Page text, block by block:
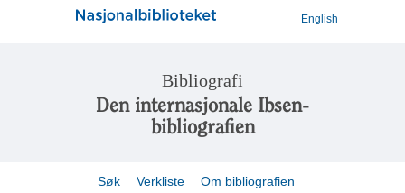
English
Bibliografi
Den internasjonale Ibsen-
bibliografien
Søk Verkliste Om bibliografien